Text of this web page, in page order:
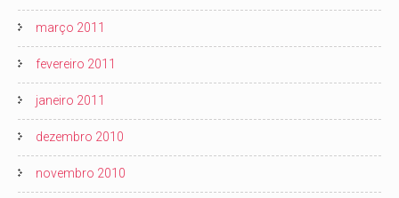
março 2011
fevereiro 2011
janeiro 2011
dezembro 2010
novembro 2010